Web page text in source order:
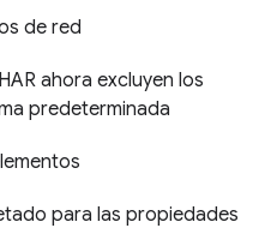
de red
ahora excluyen los
predeterminada
para las propiedades